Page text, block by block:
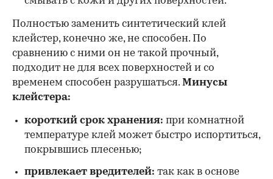
Полностью заменить синтетический клей
клейстер, конечно же, не способен. По
сравнению с ними он не такой прочный,
подходит не для всех поверхностей и со
временем способен разрушаться. Минусы
клейстера:
короткий срок хранения: при комнатной
температуре клей может быстро испортиться,
покрывшись плесенью;
привлекает вредителей: так как в основе